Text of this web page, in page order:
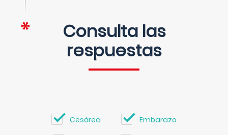
Consulta las
respuestas
Cesárea Embarazo